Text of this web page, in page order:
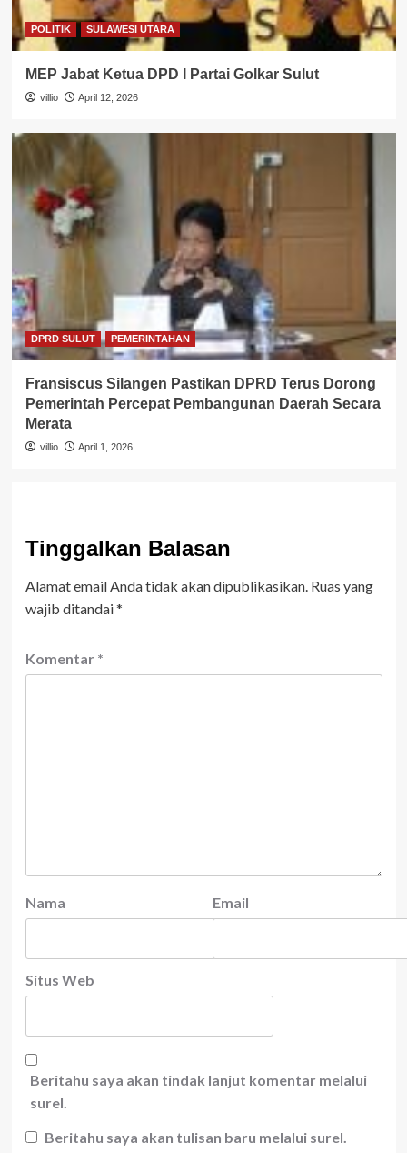
POLITIK SULAWESI UTARA
MEP Jabat Ketua DPD I Partai Golkar Sulut
villio April 12, 2026
DPRD SULUT PEMERINTAHAN
Fransiscus Silangen Pastikan DPRD Terus Dorong
Pemerintah Percepat Pembangunan Daerah Secara
Merata
villio April 1, 2026
Tinggalkan Balasan
Alamat email Anda tidak akan dipublikasikan. Ruas yang
wajib ditandai*
Komentar *
Nama Email
Situs Web
Beritahu saya akan tindak lanjut komentar melalui
surel.
Beritahu saya akan tulisan baru melalui surel.